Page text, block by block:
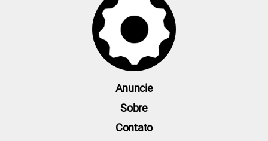
Anuncie
Sobre
Contato